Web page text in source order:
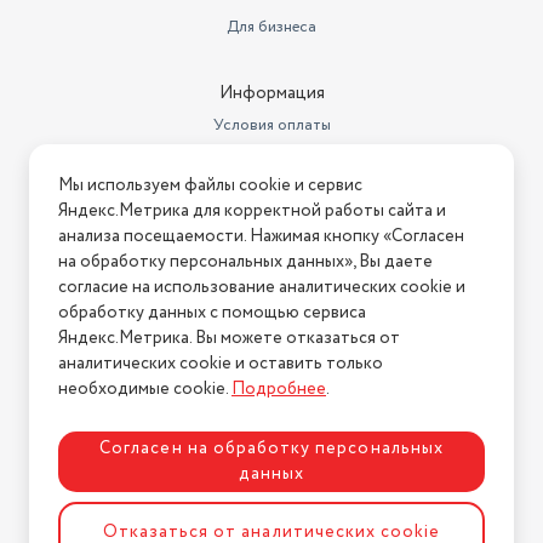
16 ч
Объем холодильной камеры
292 л
419 л
Уровень шума
36 дБ
Холодильник полноразмерный
с морозильной камерой
Размораживание холодильной
камеры
No Frost
Количество камер
2
Основной цвет
серебристый
Расположение морозильной
камеры / НТО
снизу
Ширина (см)
60
Для бизнеса
Информация
Условия оплаты
Условия возврата
Нашли ошибку на сайте? Напишите нам
2026 © Интернет-магазин "АстМаркет". У нас есть всё!
Политика конфиденциальности
Разработка сайтаASTDESIGN
Мы используем файлы cookie и сервис
Яндекс.Метрика для корректной работы сайта и
анализа посещаемости. Нажимая кнопку «Согласен
на обработку персональных данных», Вы даете
согласие на использование аналитических cookie и
обработку данных с помощью сервиса
Яндекс.Метрика. Вы можете отказаться от
аналитических cookie и оставить только
необходимые cookie.Подробнее.
Согласен на обработку персональных
данных
Отказаться от аналитических cookie